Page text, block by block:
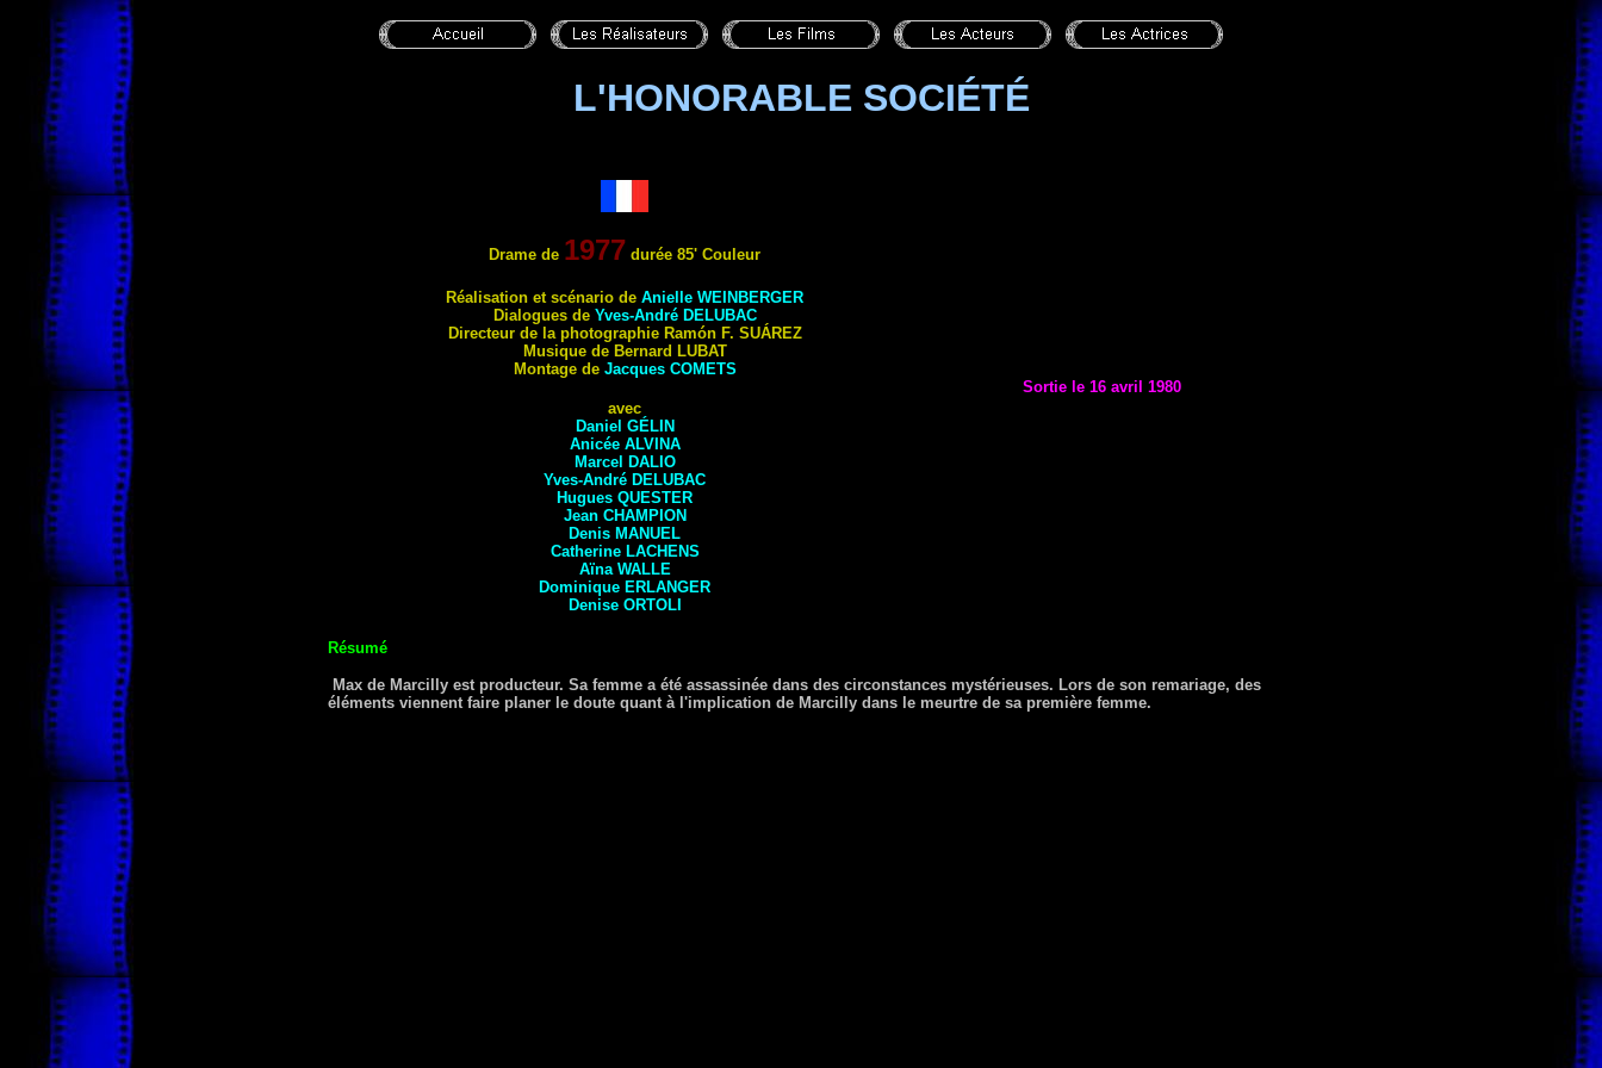
L'HONORABLE SOCIÉTÉ
Drame de 1977 durée 85' Couleur
Réalisation et scénario de Anielle WEINBERGER
Dialogues de Yves-André DELUBAC
Directeur de la photographie Ramón F. SUÁREZ
Musique de Bernard LUBAT
Montage deJacques COMETS
avec
Daniel GÉLIN
Anicée ALVINA
Marcel
DALIO
Yves-André DELUBAC
Hugues QUESTER
Jean CHAMPION
Denis MANUEL
Catherine LACHENS
Aïna WALLE
Dominique ERLANGER
Denise ORTOLI
Sortie le 16 avril 1980
Résumé
Max de Marcilly est producteur. Sa femme a été assassinée dans des circonstances mystérieuses. Lors de son remariage, des
éléments viennent faire planer le doute quant à l'implication de Marcilly dans le meurtre de sa première femme.